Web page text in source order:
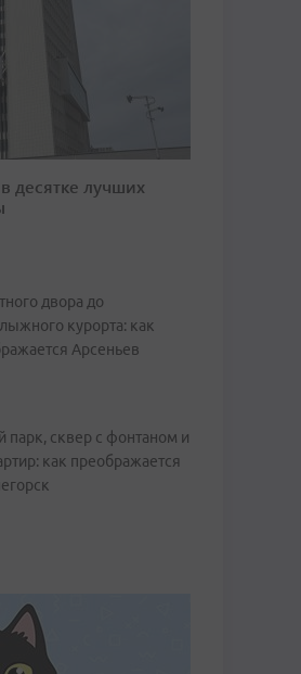
десятке лучших
двора до
курорта: как
Арсеньев
парк, сквер с фонтаном и
как преображается